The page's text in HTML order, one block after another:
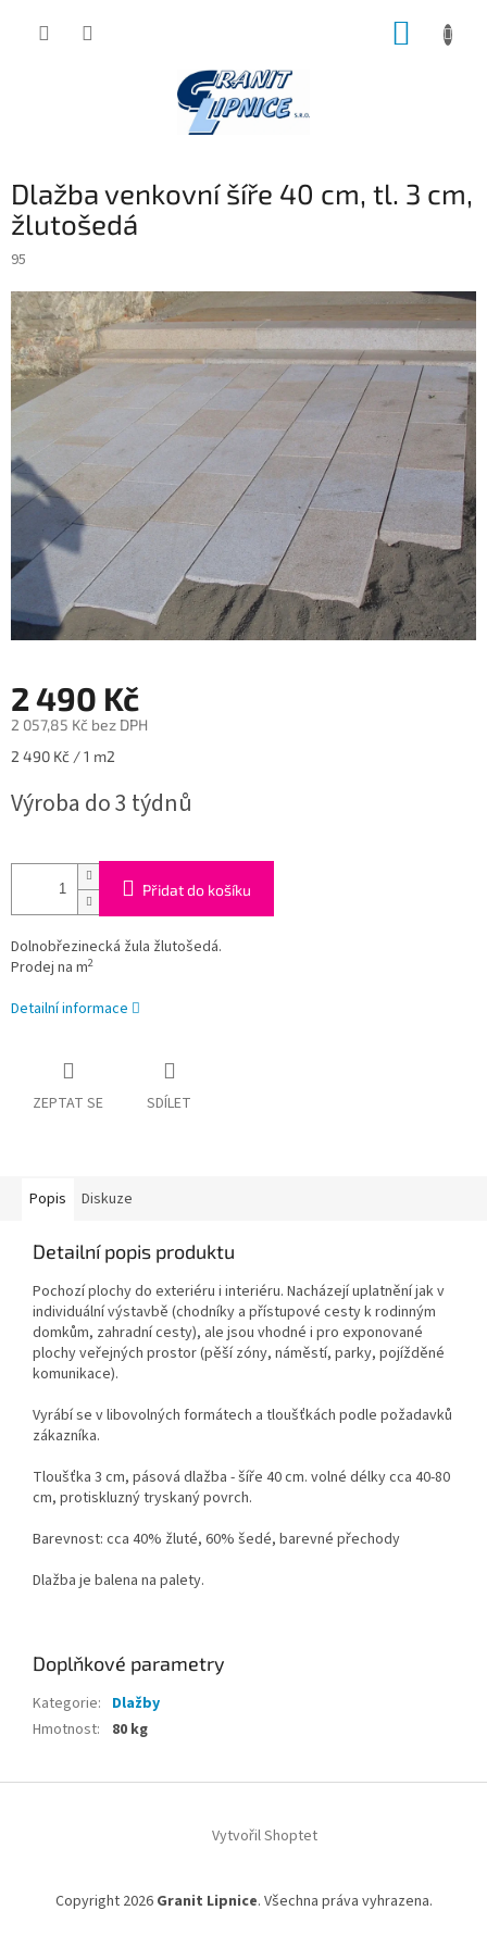
Dlažba venkovní šíře 40 cm, tl. 3 cm,
žlutošedá
95
2 490 Kč
2 057,85 Kč bez DPH
Měrná
2 490 Kč / 1 m2
Výroba do 3 týdnů
Přidat do košíku
Dolnobřezinecká žula žlutošedá.
Prodej na m2
Detailní informace
ZEPTAT SE SDÍLET
Popis Diskuze
Detailní popis produktu
Pochozí plochy do exteriéru i interiéru. Nacházejí uplatnění jak v
individuální výstavbě (chodníky a přístupové cesty k rodinným
domkům, zahradní cesty), ale jsou vhodné i pro exponované
plochy veřejných prostor (pěší zóny, náměstí, parky, pojížděné
komunikace).
Vyrábí se v libovolných formátech a tloušťkách podle požadavků
zákazníka.
Tloušťka 3 cm, pásová dlažba - šíře 40 cm. volné délky cca 40-80
cm, protiskluzný tryskaný povrch.
Barevnost: cca 40% žluté, 60% šedé, barevné přechody
Dlažba je balena na palety.
Doplňkové parametry
Kategorie: Dlažby
Hmotnost: 80 kg
Vytvořil Shoptet
Copyright 2026 Granit Lipnice. Všechna práva vyhrazena.